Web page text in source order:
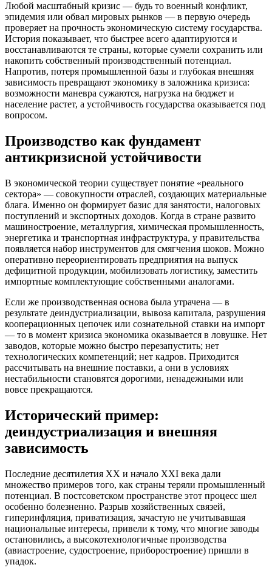
Любой масштабный кризис — будь то военный конфликт,
эпидемия или обвал мировых рынков — в первую очередь
проверяет на прочность экономическую систему государства.
История показывает, что быстрее всего адаптируются и
восстанавливаются те страны, которые сумели сохранить или
накопить собственный производственный потенциал.
Напротив, потеря промышленной базы и глубокая внешняя
зависимость превращают экономику в заложника кризиса:
возможности маневра сужаются, нагрузка на бюджет и
население растет, а устойчивость государства оказывается под
вопросом.
Производство как фундамент
антикризисной устойчивости
В экономической теории существует понятие «реального
сектора» — совокупности отраслей, создающих материальные
блага. Именно он формирует базис для занятости, налоговых
поступлений и экспортных доходов. Когда в стране развито
машиностроение, металлургия, химическая промышленность,
энергетика и транспортная инфраструктура, у правительства
появляется набор инструментов для смягчения шоков. Можно
оперативно переориентировать предприятия на выпуск
дефицитной продукции, мобилизовать логистику, заместить
импортные комплектующие собственными аналогами.
Если же производственная основа была утрачена — в
результате деиндустриализации, вывоза капитала, разрушения
кооперационных цепочек или сознательной ставки на импорт
— то в момент кризиса экономика оказывается в ловушке. Нет
заводов, которые можно быстро перезапустить; нет
технологических компетенций; нет кадров. Приходится
рассчитывать на внешние поставки, а они в условиях
нестабильности становятся дорогими, ненадежными или
вовсе прекращаются.
Исторический пример:
деиндустриализация и внешняя
зависимость
Последние десятилетия XX и начало XXI века дали
множество примеров того, как страны теряли промышленный
потенциал. В постсоветском пространстве этот процесс шел
особенно болезненно. Разрыв хозяйственных связей,
гиперинфляция, приватизация, зачастую не учитывавшая
национальные интересы, привели к тому, что многие заводы
остановились, а высокотехнологичные производства
(авиастроение, судостроение, приборостроение) пришли в
упадок.